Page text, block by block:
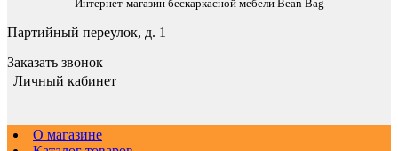
Интернет-магазин бескаркасной мебели Bean Bag
Партийный переулок, д. 1
Заказать звонок
Личный кабинет
О магазине